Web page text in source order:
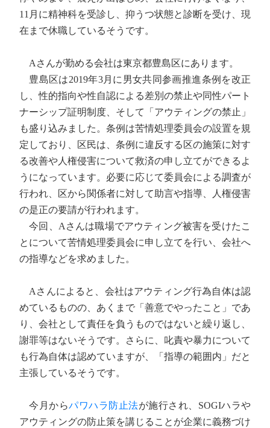
11月に精神科を受診し、抑うつ状態と診断を受け、現
在まで休職しているそうです。
Aさんが勤める会社は東京都豊島区にあります。
豊島区は2019年3月に男女共同参画推進条例を改正
し、性的指向や性自認による差別の禁止や同性パート
ナーシップ証明制度、そして「アウティングの禁止」
も盛り込みました。条例は苦情処理委員会の設置を規
定しており、区民は、条例に違反する区の施策に対す
る改善や人権侵害について救済の申し立てができるよ
うになっています。必要に応じて委員会による調査が
行われ、区から関係者に対して助言や指導、人権侵害
の是正の要請が行われます。
今回、Aさんは職場でアウティング被害を受けたこ
とについて苦情処理委員会に申し立てを行い、会社へ
の指導などを求めました。
Aさんによると、会社はアウティング行為自体は認
めているものの、あくまで「善意でやったこと」であ
り、会社として責任を負うものではないと繰り返し、
謝罪等はないそうです。さらに、叱責や暴力について
も行為自体は認めていますが、「指導の範囲内」だと
主張しているそうです。
今月からパワハラ防止法が施行され、SOGIハラや
アウティングの防止策を講じることが企業に義務づけ